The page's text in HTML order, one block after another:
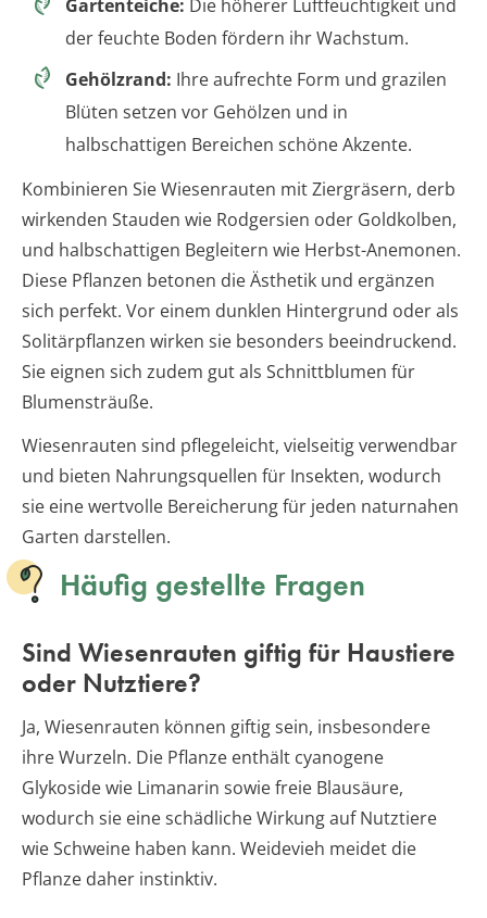
Gartenteiche: Die höherer Luftfeuchtigkeit und
der feuchte Boden fördern ihr Wachstum.
Gehölzrand: Ihre aufrechte Form und grazilen
Blüten setzen vor Gehölzen und in
halbschattigen Bereichen schöne Akzente.
Kombinieren Sie Wiesenrauten mit Ziergräsern, derb
wirkenden Stauden wie Rodgersien oder Goldkolben,
und halbschattigen Begleitern wie Herbst-Anemonen.
Diese Pflanzen betonen die Ästhetik und ergänzen
sich perfekt. Vor einem dunklen Hintergrund oder als
Solitärpflanzen wirken sie besonders beeindruckend.
Sie eignen sich zudem gut als Schnittblumen für
Blumensträuße.
Wiesenrauten sind pflegeleicht, vielseitig verwendbar
und bieten Nahrungsquellen für Insekten, wodurch
sie eine wertvolle Bereicherung für jeden naturnahen
Garten darstellen.
Häufig gestellte Fragen
Sind Wiesenrauten giftig für Haustiere
oder Nutztiere?
Ja, Wiesenrauten können giftig sein, insbesondere
ihre Wurzeln. Die Pflanze enthält cyanogene
Glykoside wie Limanarin sowie freie Blausäure,
wodurch sie eine schädliche Wirkung auf Nutztiere
wie Schweine haben kann. Weidevieh meidet die
Pflanze daher instinktiv.